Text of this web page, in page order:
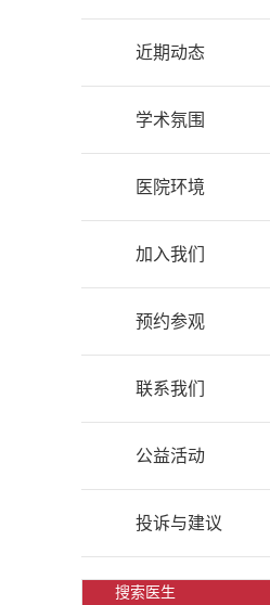
近期动态
学术氛围
医院环境
加入我们
预约参观
联系我们
公益活动
投诉与建议
搜索医生